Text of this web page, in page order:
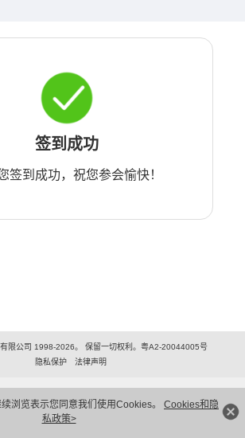
浏览表示您同意我们使用Cookies。 Cookies和隐
私政策>
签到成功
签到成功，祝您参会愉快！
限公司 1998-2026。 保留一切权利。粤A2-20044005号
隐私保护
法律声明